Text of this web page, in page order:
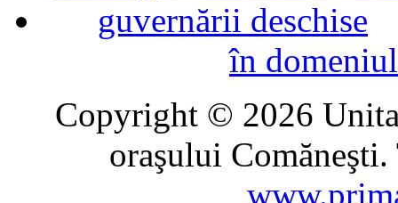
în
Copyright © 2026
oraşului